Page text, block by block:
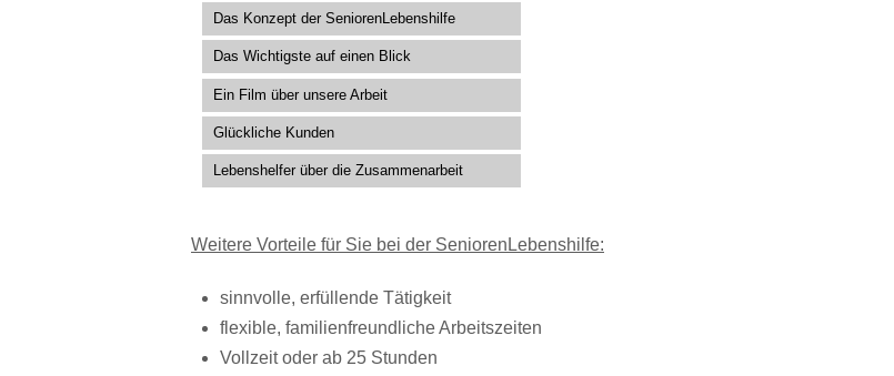
Das Konzept der SeniorenLebenshilfe
Das Wichtigste auf einen Blick
Ein Film über unsere Arbeit
Glückliche Kunden
Lebenshelfer über die Zusammenarbeit
Weitere Vorteile für Sie bei der SeniorenLebenshilfe:
sinnvolle, erfüllende Tätigkeit
flexible, familienfreundliche Arbeitszeiten
Vollzeit oder ab 25 Stunden